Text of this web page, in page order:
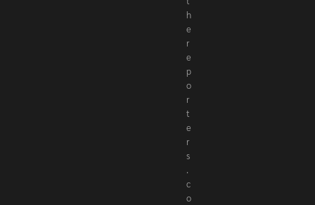
h
e
r
e
p
o
r
t
e
r
s
.
c
o